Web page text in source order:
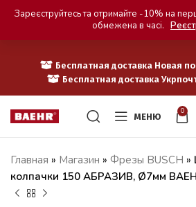
Бесплатная доставка Новая
Бесплатная доставка
МЕНЮ
0
Главная » Магазин » Фрезы BUSCH »
колпачки 150 АБРАЗИВ, Ø7мм
Зареєструйтесь та отримайте -10% на
обмежена в часі.